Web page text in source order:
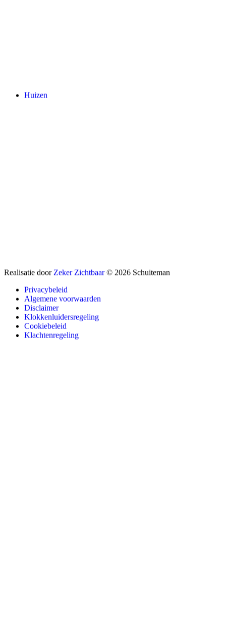
Huizen
Realisatie door Zeker Zichtbaar © 2026 Schuiteman
Privacybeleid
Algemene voorwaarden
Disclaimer
Klokkenluidersregeling
Cookiebeleid
Klachtenregeling